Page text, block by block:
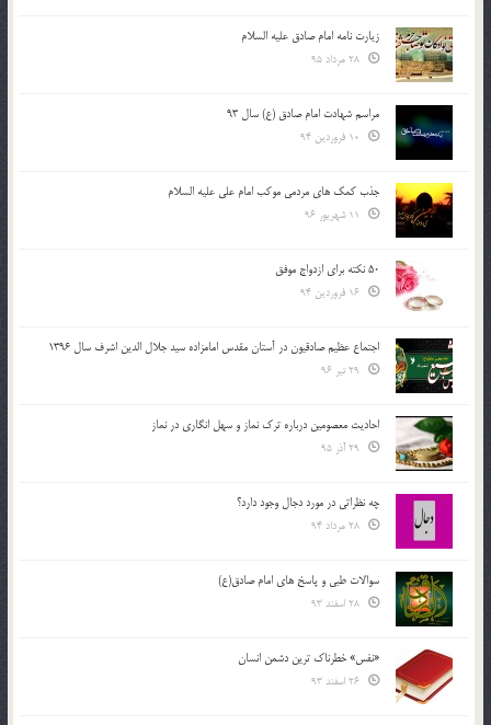
زیارت نامه امام صادق علیه السلام
مراسم شهادت امام صادق (ع) سال 93
جذب کمک های مردمی موکب امام علی علیه السلام
50 نکته برای ازدواج موفق
اجتماع عظیم صادقیون در آستان مقدس امامزاده سید جلال الدین اشرف سال 1396
احادیث معصومین درباره ترک نماز و سهل انگاری در نماز
چه نظراتی در مورد دجال وجود دارد؟
سوالات طبی و پاسخ های امام صادق(ع)
«نفس» خطرناک ترین دشمن انسان